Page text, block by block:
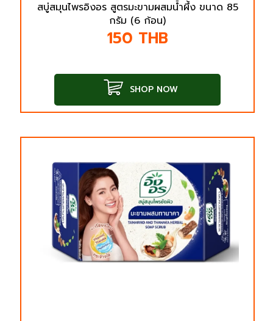
สบู่สมุนไพรอิงอร สูตรมะขามผสมน้ำผึ้ง ขนาด 85
กรัม (6 ก้อน)
150 THB
SHOP NOW